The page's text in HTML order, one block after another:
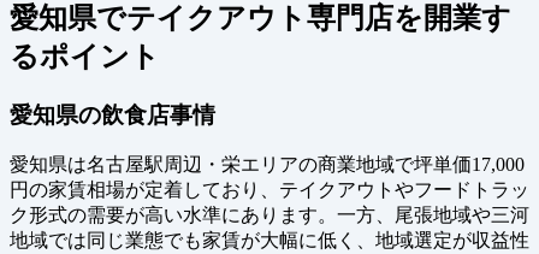
愛知県でテイクアウト専門店を開業す
るポイント
愛知県の飲食店事情
愛知県は名古屋駅周辺・栄エリアの商業地域で坪単価17,000
円の家賃相場が定着しており、テイクアウトやフードトラッ
ク形式の需要が高い水準にあります。一方、尾張地域や三河
地域では同じ業態でも家賃が大幅に低く、地域選定が収益性